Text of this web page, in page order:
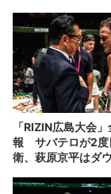
「RIZIN広島大会
報 サバテロが2度
衛、萩原京平はダ